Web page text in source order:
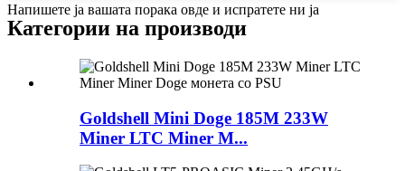
Напишете ја вашата порака овде и испратете ни ја
Категории на производи
Goldshell Mini Doge 185M 233W
Miner LTC Miner M...